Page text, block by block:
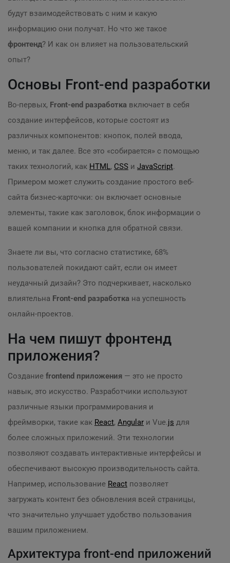
будут взаимодействовать с ним и какую
информацию они получат. Но что же такое
фронтенд? И как он влияет на пользовательский
опыт?
Основы Front-end разработки
Во-первых, Front-end разработка включает в себя
создание интерфейсов, которые состоят из
различных компонентов: кнопок, полей ввода,
меню, и так далее. Все это «собирается» с помощью
таких технологий, как HTML, CSS и JavaScript.
Примером может служить создание простого веб-
сайта бизнес-карточки: он включает основные
элементы, такие как заголовок, блок информации о
вашей компании и кнопка для обратной связи.
Знаете ли вы, что согласно статистике, 68%
пользователей покидают сайт, если он имеет
неудачный дизайн? Это подчеркивает, насколько
влиятельна Front-end разработка на успешность
онлайн-проектов.
На чем пишут фронтенд
приложения?
Создание frontend приложения — это не просто
навык, это искусство. Разработчики используют
различные языки программирования и
фреймворки, такие как React, Angular и Vue.js для
более сложных приложений. Эти технологии
позволяют создавать интерактивные интерфейсы и
обеспечивают высокую производительность сайта.
Например, использование React позволяет
загружать контент без обновления всей страницы,
что значительно улучшает удобство пользования
вашим приложением.
Архитектура front-end приложений